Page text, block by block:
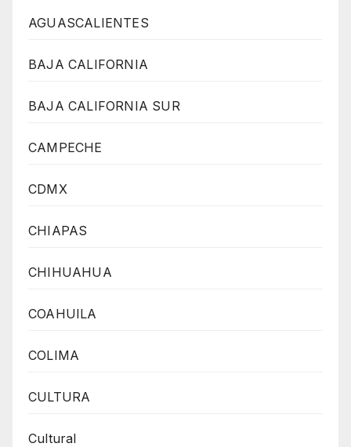
AGUASCALIENTES
BAJA CALIFORNIA
BAJA CALIFORNIA SUR
CAMPECHE
CDMX
CHIAPAS
CHIHUAHUA
COAHUILA
COLIMA
CULTURA
Cultural